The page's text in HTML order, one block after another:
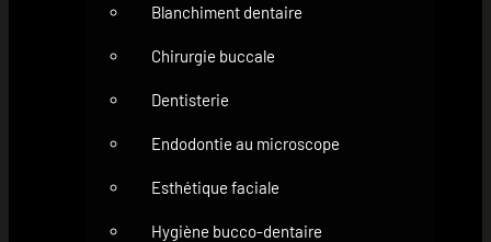
Blanchiment dentaire
Chirurgie buccale
Dentisterie
Endodontie au microscope
Esthétique faciale
Hygiène bucco-dentaire